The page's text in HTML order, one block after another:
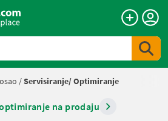
/Servisiranje/ Optimiranje
na prodaju